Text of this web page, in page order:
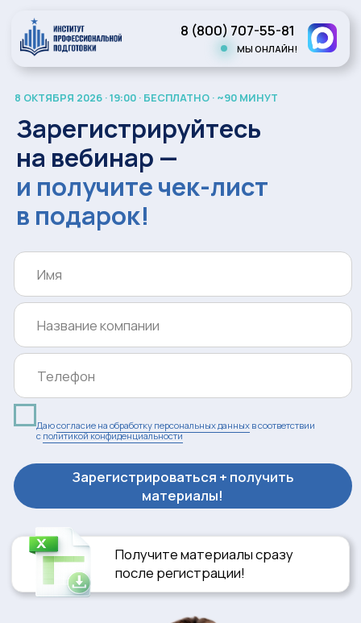
МЫ ОНЛАЙН!
8 (800) 707-55-81
Зарегистрируйтесь
и получите чек-лист
в подарок!
Даюсогласие на обработку персональных данныхв соответствии
материалы!
Получите материалы сразу
8 ОКТЯБРЯ 2026 · 19:00 · БЕСПЛАТНО · ~90 МИНУТ